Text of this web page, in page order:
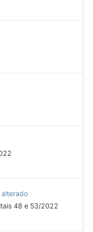
48 e 53/2022